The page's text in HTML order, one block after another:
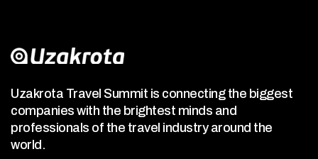
Uzakrota Travel Summit is connecting the biggest
companies with the brightest minds and
professionals of the travel industry around the
world.